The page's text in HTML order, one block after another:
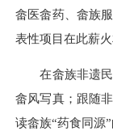
畲医畲药、畲族
表性项目在此薪火
在畲族非遗民
畲风写真；跟随
读畲族“药食同源